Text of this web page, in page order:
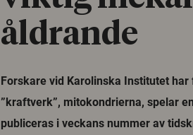
åldrande
Forskare vid Karolinska Institutet
”kraftverk”, mitokondrierna, spelar
publiceras i veckans nummer av